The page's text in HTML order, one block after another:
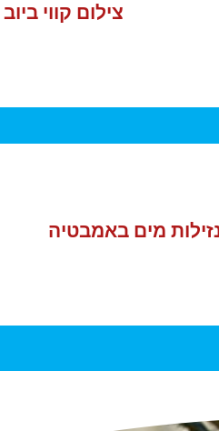
צילום קווי ביוב
צילום קווי ביוב
מים באמבטיה
נזילות תת קרקעיות